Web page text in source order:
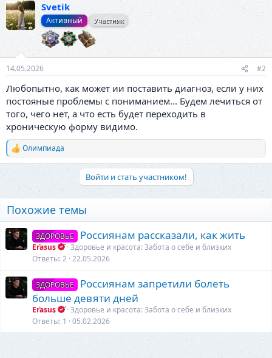
к
ц
и
Svetik
Активный Участник
14.05.2026 #2
Любопытно, как может ии поставить диагноз, если у них
постояные проблемы с пониманием... Будем лечиться от
того, чего нет, а что есть будет переходить в
хроническую форму видимо.
Р
е
и
и
:
Олимпиада
Войти и стать участником!
Похожие темы
ЗДОРОВЬЕ Россиянам рассказали, как жить
Erasus
Здоровье и красота: Забота о себе и близких
Ответы 2 22.05.2026
ЗДОРОВЬЕ
Россиянам запретили болеть
больше девяти дней
Erasus
Здоровье и красота: Забота о себе и близких
Ответы 1 05.02.2026